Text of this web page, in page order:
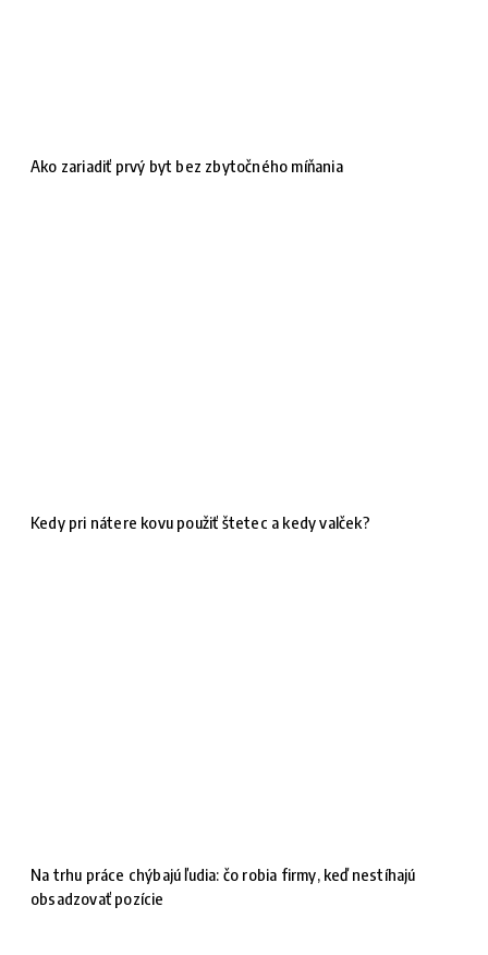
Ako zariadiť prvý byt bez zbytočného míňania
Kedy pri nátere kovu použiť štetec a kedy valček?
Na trhu práce chýbajú ľudia: čo robia firmy, keď nestíhajú
obsadzovať pozície